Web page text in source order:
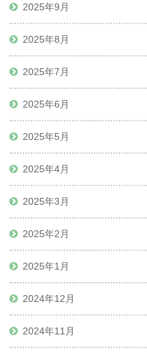
2025年9月
2025年8月
2025年7月
2025年6月
2025年5月
2025年4月
2025年3月
2025年2月
2025年1月
2024年12月
2024年11月